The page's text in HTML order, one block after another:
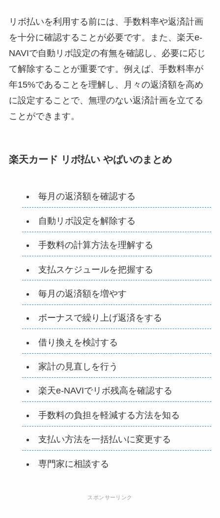
リボ払いを利用する前には、手数料率や返済計画
を十分に確認することが必要です。また、楽天e-
NAVIで自動リボ設定の有無を確認し、必要に応じ
て解除することが重要です。例えば、手数料率が
年15%であることを理解し、月々の返済額を高め
に設定することで、無理のない返済計画を立てる
ことができます。
楽天カード リボ払い やばいのまとめ
毎月の返済額を確認する
自動リボ設定を解除する
手数料の計算方法を理解する
支払スケジュールを把握する
毎月の返済額を増やす
ボーナスで繰り上げ返済をする
借り換えを検討する
家計の見直しを行う
楽天e-NAVIでリボ残高を確認する
手数料の負担を軽減する方法を知る
支払い方法を一括払いに変更する
専門家に相談する
スポンサーリンク